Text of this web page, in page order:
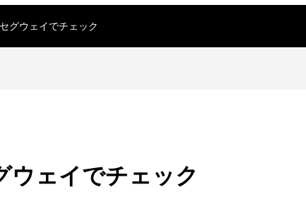
グウェイでチェック
ウェイでチェック